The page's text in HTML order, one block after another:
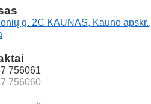
g. 2C KAUNAS, Kauno apskr.,
756061
756060